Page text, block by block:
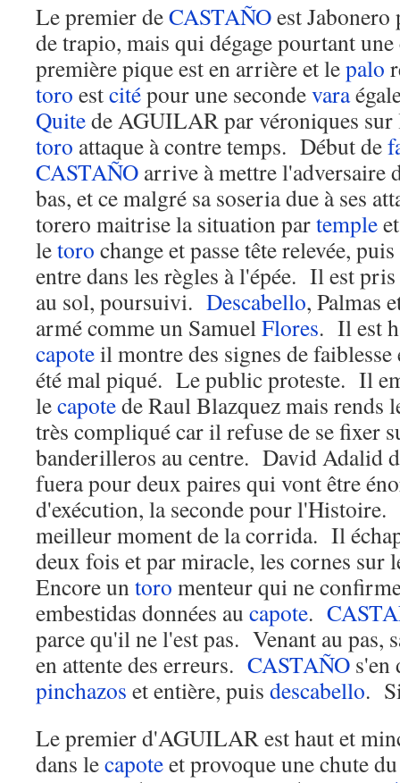
Le premier deCASTAÑOest
de trapio, mais qui dégage pourtant
première pique est en arrière et lepalo
toro estcitépour une secondevara
Quitede AGUILAR par véroniques
toro attaque à contre temps. Début de
CASTAÑO arrive à mettre l'adversaire
bas, et ce malgré sa soseria due à ses
torero maitrise la situation partemple
letoro change et passe tête relevée,
entre dans les règles à l'épée. Il est
au sol, poursuivi. Descabello, Palmas
armé comme un SamuelFlores. Il est
capoteil montre des signes de
été mal piqué. Le public proteste. Il
lecapotede Raul Blazquez mais rends
très compliqué car il refuse de se fixer
banderilleros au centre. David Adalid
fuera pour deux paires qui vont être
d'exécution, la seconde pour
meilleur moment de la corrida. Il
deux fois et par miracle, les cornes sur
Encore untoro menteur qui ne
embestidas données au capote.
parce qu'il ne l'est pas. Venant au pas,
en attente des erreurs. CASTAÑO s'en
pinchazos et entière, puis descabello.
Le premier d'AGUILAR est haut et
dans lecapoteet provoque une chute